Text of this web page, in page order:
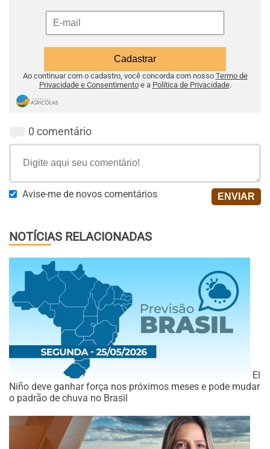
Ao continuar com o cadastro, você concorda com nosso Termo de
Privacidade e Consentimentoe a Política de Privacidade.
0 comentário
Avise-me de novos comentários
NOTÍCIAS RELACIONADAS
El
Niño deve ganhar força nos próximos meses e pode mudar
o padrão de chuva no Brasil